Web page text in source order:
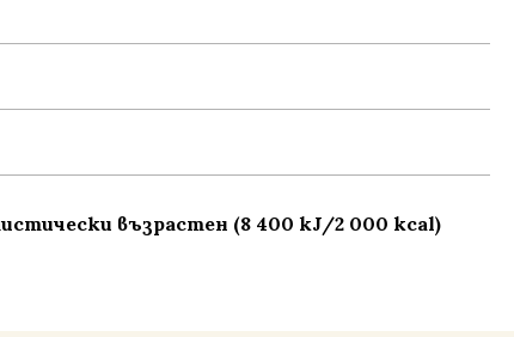
възрастен (8 400 kJ/2 000 kcal)